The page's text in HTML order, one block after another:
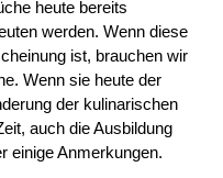
heute bereits
werden. Wenn diese
ist, brauchen wir
Wenn sie heute der
der kulinarischen
auch die Ausbildung
einige Anmerkungen.